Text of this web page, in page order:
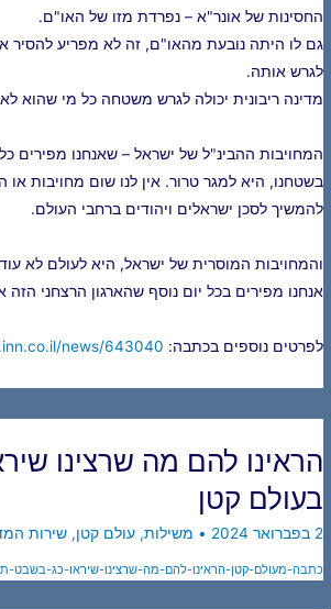
החסינות של אונר"א – נפרדת מזו של האו"ם.
גם לו היתה נובעת מהאו"ם, זה לא מפריע להסיר
לגרש אותה.
מדינה ריבונית יכולה לגרש משטחה כל מי שהוא לא
המחויבות ההבינ"ל של ישראל – שאנחנו מפירים
בשטחנו, היא למגר טרור. אין לנו שום מחויבות או
להמשיך לסכן ישראלים ויהודים ברחבי העולם.
והמחויבות המוסרית של ישראל, היא לעולם לא
אנחנו מפירים בכל יום נוסף שהארגון הרצחני הזה
לפרטים נוספים בכתבה: news/643040
הראינו להם מה שרצינו
בעולם קטן
2 בפברואר 2024 • משילות, עולם קטן, שירות
כתבה-מעולם-קטן-הראינו-להם-מה-שרצינו-שיראו-כג-בשבט-